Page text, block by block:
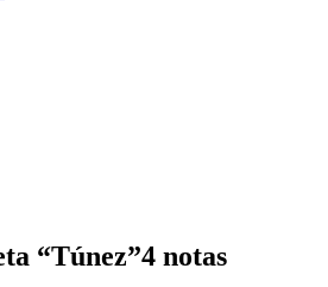
“Túnez”4 notas